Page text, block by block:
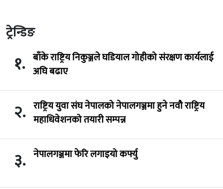
ट्रेन्डिङ
१. बाँके राष्ट्रिय निकुञ्जले घडियाल गोहीको संरक्षण कार्यलाई
अघि बढाए
२. राष्ट्रिय युवा संघ नेपालको नेपालगञ्जमा हुने नवौ राष्ट्रिय
महाधिवेशनको तयारी सम्पन्न
३. नेपालगञ्जमा फेरि लगाइयो कर्फ्यु